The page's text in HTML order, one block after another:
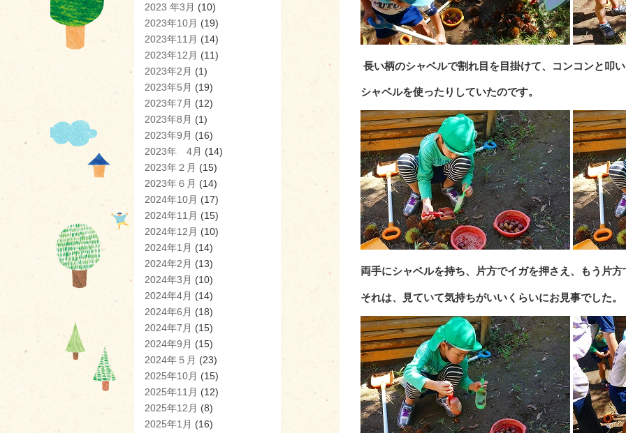
2023 年3月 (10)
2023年10月 (19)
2023年11月 (14)
2023年12月 (11)
2023年2月 (1)
2023年5月 (19)
2023年7月 (12)
2023年8月 (1)
2023年9月 (16)
2023年 4月 (14)
2023年２月 (15)
2023年６月 (14)
2024年10月 (17)
2024年11月 (15)
2024年12月 (10)
2024年1月 (14)
2024年2月 (13)
2024年3月 (10)
2024年4月 (14)
2024年6月 (18)
2024年7月 (15)
2024年9月 (15)
2024年５月 (23)
2025年10月 (15)
2025年11月 (12)
2025年12月 (8)
2025年1月 (16)
長い柄のシャベルで割れ目を目掛けて、コンコンと叩
シャベルを使ったりしていたのです。
両手にシャベルを持ち、片方でイガを押さえ、もう片
それは、見ていて気持ちがいいくらいにお見事でした。